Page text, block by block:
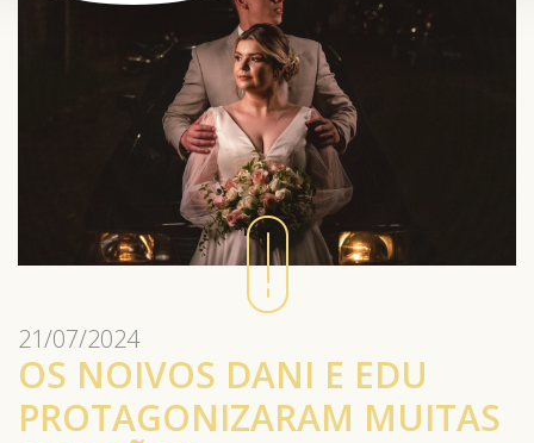
21/07/2024
OS NOIVOS DANI E EDU
PROTAGONIZARAM MUITAS